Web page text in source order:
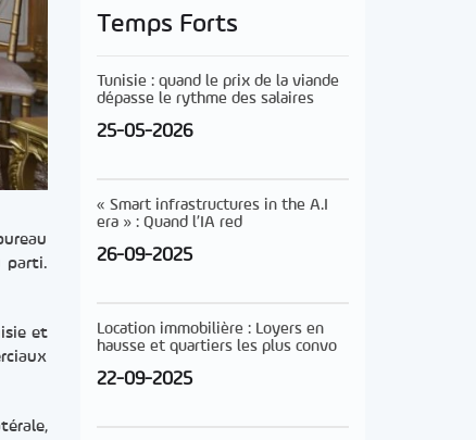
parti.
et
Temps Forts
Tunisie : quand le prix de la viande
dépasse le rythme des salaires
25-05-2026
« Smart infrastructures in the A.I
era » : Quand l’IA red
26-09-2025
Location immobilière : Loyers en
hausse et quartiers les plus convo
22-09-2025